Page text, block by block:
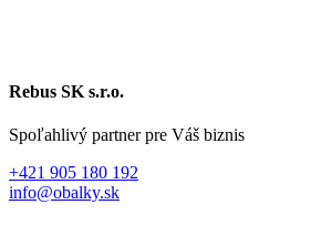
Rebus SK s.r.o.
Spoľahlivý partner pre Váš biznis
+421 905 180 192
info@obalky.sk